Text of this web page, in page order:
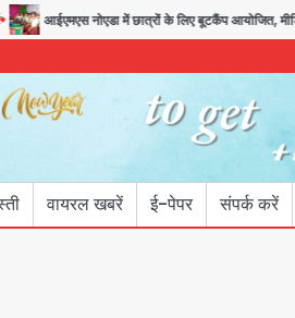
आईएमएस नोएडा में छात्रों के लिए बूटकैंप आयोजित,
वायरल खबरें ई-पेपर संपर्क करें